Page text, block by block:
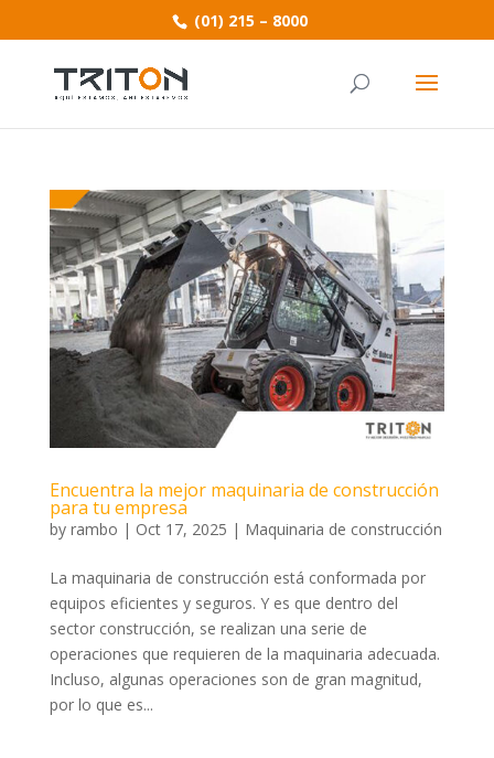
(01) 215 – 8000
Encuentra la mejor maquinaria de construcción
para tu empresa
by rambo | Oct 17, 2025 | Maquinaria de construcción
La maquinaria de construcción está conformada por
equipos eficientes y seguros. Y es que dentro del
sector construcción, se realizan una serie de
operaciones que requieren de la maquinaria adecuada.
Incluso, algunas operaciones son de gran magnitud,
por lo que es...